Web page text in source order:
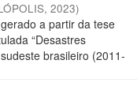
, 2023)
a partir da tese
“Desastres
brasileiro (2011-